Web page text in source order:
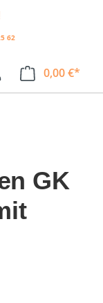
62
0,00 €*
GK